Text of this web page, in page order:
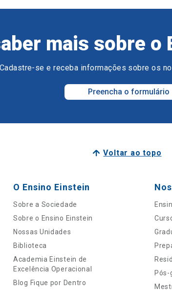
mais sobre o
Cadastre-se e receba informações sobre os
Preencha o formulário
Voltar ao topo
O Ensino Einstein
Sobre a Sociedade
Sobre o Ensino Einstein
Nossas Unidades
Biblioteca
Academia Einstein de
Excelência Operacional
Blog Fique por Dentro
Pós-